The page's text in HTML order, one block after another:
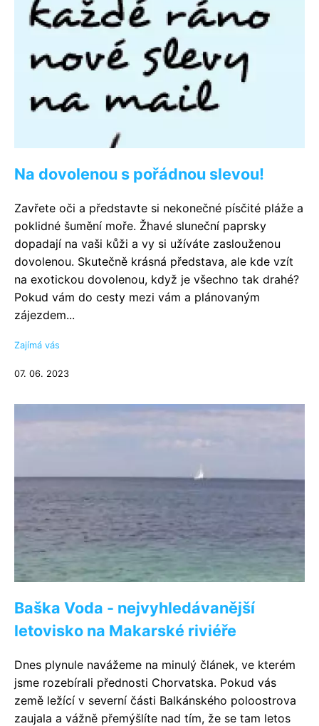
Na dovolenou s pořádnou slevou!
Zavřete oči a představte si nekonečné písčité pláže a
poklidné šumění moře. Žhavé sluneční paprsky
dopadají na vaši kůži a vy si užíváte zaslouženou
dovolenou. Skutečně krásná představa, ale kde vzít
na exotickou dovolenou, když je všechno tak drahé?
Pokud vám do cesty mezi vám a plánovaným
zájezdem...
Zajímá vás
07. 06. 2023
Baška Voda - nejvyhledávanější
letovisko na Makarské riviéře
Dnes plynule navážeme na minulý článek, ve kterém
jsme rozebírali přednosti Chorvatska. Pokud vás
země ležící v severní části Balkánského poloostrova
zaujala a vážně přemýšlíte nad tím, že se tam letos